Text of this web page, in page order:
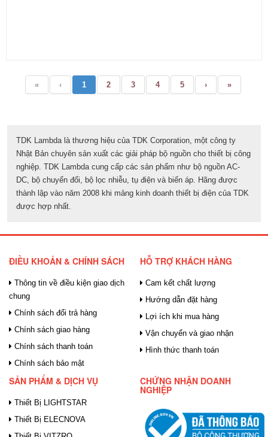
« ‹ 1 2 3 4 5 › »
TDK Lambda là thương hiệu của TDK Corporation, một công ty
Nhật Bản chuyên sản xuất các giải pháp bộ nguồn cho thiết bị công
nghiệp. TDK Lambda cung cấp các sản phẩm như bộ nguồn AC-
DC, bộ chuyển đổi, bộ lọc nhiễu, tụ điện và biến áp. Hãng được
thành lập vào năm 2008 khi mảng kinh doanh thiết bị điện của TDK
được hợp nhất.
ĐIỀU KHOẢN & CHÍNH SÁCH
Thông tin về điều kiện giao dịch
chung
Chính sách đổi trả hàng
Chính sách giao hàng
Chính sách thanh toán
Chính sách bảo mật
HỖ TRỢ KHÁCH HÀNG
Cam kết chất lượng
Hướng dẫn đặt hàng
Lợi ích khi mua hàng
Vận chuyển và giao nhận
Hình thức thanh toán
SẢN PHẨM & DỊCH VỤ
Thiết Bị LIGHTSTAR
Thiết Bị ELECNOVA
CHỨNG NHẬN DOANH
NGHIỆP